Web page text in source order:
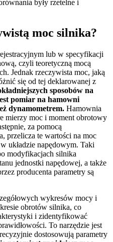
były rzetelne i
moc silnika?
lub w specyfikacji
czyli teoretyczną mocą
Jednak rzeczywista moc, jaką
się od tej deklarowanej z
sposobów na
pomiar na hamowni
dynamometrem. Hamownia
mierzy moc i moment obrotowy
za pomocą
przelicza te wartości na moc
układzie napędowym. Taki
modyfikacjach silnika
jednostki napędowej, a także
producenta parametry są
wykresów mocy i
obrotów silnika, co
i zidentyfikować
To narzędzie jest
dostosowują parametry